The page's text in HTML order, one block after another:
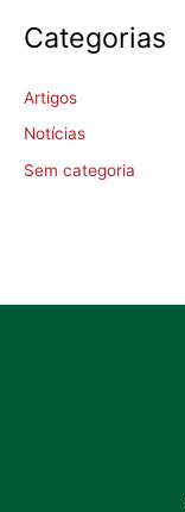
Categorias
Artigos
Notícias
Sem categoria